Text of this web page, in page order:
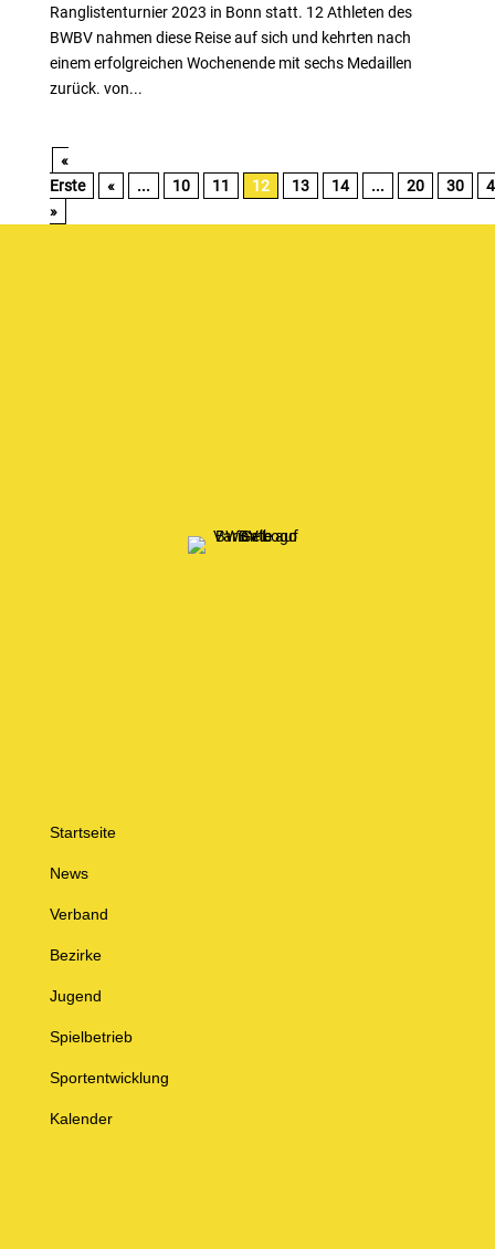
Ranglistenturnier 2023 in Bonn statt. 12 Athleten des
BWBV nahmen diese Reise auf sich und kehrten nach
einem erfolgreichen Wochenende mit sechs Medaillen
zurück. von...
«
Erste
« ... 10 11 12 13 14 ... 20 30
»
Startseite
News
Verband
Bezirke
Jugend
Spielbetrieb
Sportentwicklung
Kalender